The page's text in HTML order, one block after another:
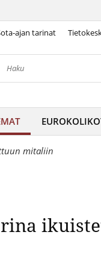
ajan tarinat
mitaliin